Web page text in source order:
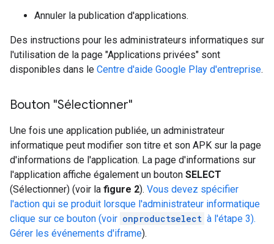
Annuler la publication d'applications.
Des instructions pour les administrateurs informatiques sur
l'utilisation de la page "Applications privées" sont
disponibles dans le Centre d'aide Google Play d'entreprise.
Bouton "Sélectionner"
Une fois une application publiée, un administrateur
informatique peut modifier son titre et son APK sur la page
d'informations de l'application. La page d'informations sur
l'application affiche également un bouton SELECT
(Sélectionner) (voir la figure 2). Vous devez spécifier
l'action qui se produit lorsque l'administrateur informatique
clique sur ce bouton (voir onproductselect à l'étape 3).
Gérer les événements d'iframe).